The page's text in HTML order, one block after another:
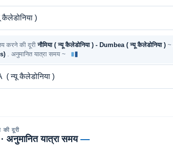
करने की दूरीनौमिया ( न्यू कैलेडोनिया ) - Dumbea ( न्यू कैलेडोनिया ) ~
. अनुमानित यात्रा समय ~
की दूरी
· अनुमानित यात्रा समय—